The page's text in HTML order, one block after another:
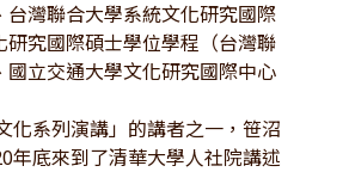
台灣聯合大學系統文化研究國際
研究國際碩士學位學程（台灣聯
國立交通大學文化研究國際中心
化系列演講」的講者之一，笹沼
年底來到了清華大學人社院講述